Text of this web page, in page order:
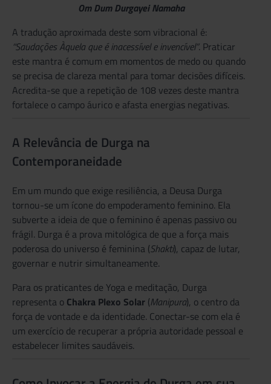
Om Dum Durgayei Namaha
A tradução aproximada deste som vibracional é:
“Saudações Àquela que é inacessível e invencível”. Praticar
este mantra é comum em momentos de medo ou quando
se precisa de clareza mental para tomar decisões difíceis.
Acredita-se que a repetição de 108 vezes deste mantra
fortalece o campo áurico e afasta energias negativas.
A Relevância de Durga na
Contemporaneidade
Em um mundo que exige resiliência, a Deusa Durga
tornou-se um ícone do empoderamento feminino. Ela
subverte a ideia de que o feminino é apenas passivo ou
frágil. Durga é a prova mitológica de que a força mais
poderosa do universo é feminina (Shakti), capaz de lutar,
governar e nutrir simultaneamente.
Para os praticantes de Yoga e meditação, Durga
representa o Chakra Plexo Solar (Manipura), o centro da
força de vontade e da identidade. Conectar-se com ela é
um exercício de recuperar a própria autoridade pessoal e
estabelecer limites saudáveis.